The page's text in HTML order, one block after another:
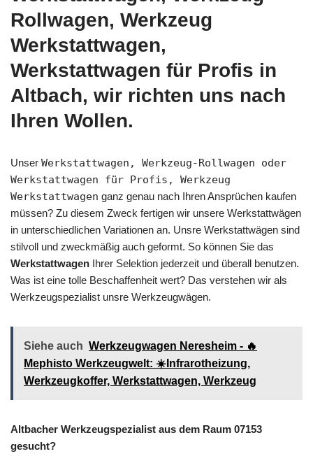
Rollwagen, Werkzeug
Werkstattwagen,
Werkstattwagen für Profis in
Altbach, wir richten uns nach
Ihren Wollen.
Unser Werkstattwagen, Werkzeug-Rollwagen oder
Werkstattwagen für Profis, Werkzeug
Werkstattwagen ganz genau nach Ihren Ansprüchen kaufen
müssen? Zu diesem Zweck fertigen wir unsere Werkstattwägen
in unterschiedlichen Variationen an. Unsre Werkstattwägen sind
stilvoll und zweckmäßig auch geformt. So können Sie das
Werkstattwagen Ihrer Selektion jederzeit und überall benutzen.
Was ist eine tolle Beschaffenheit wert? Das verstehen wir als
Werkzeugspezialist unsre Werkzeugwägen.
Siehe auch Werkzeugwagen Neresheim - 🔥
Mephisto Werkzeugwelt: ☀️Infrarotheizung,
Werkzeugkoffer, Werkstattwagen, Werkzeug
Altbacher Werkzeugspezialist aus dem Raum 07153
gesucht?